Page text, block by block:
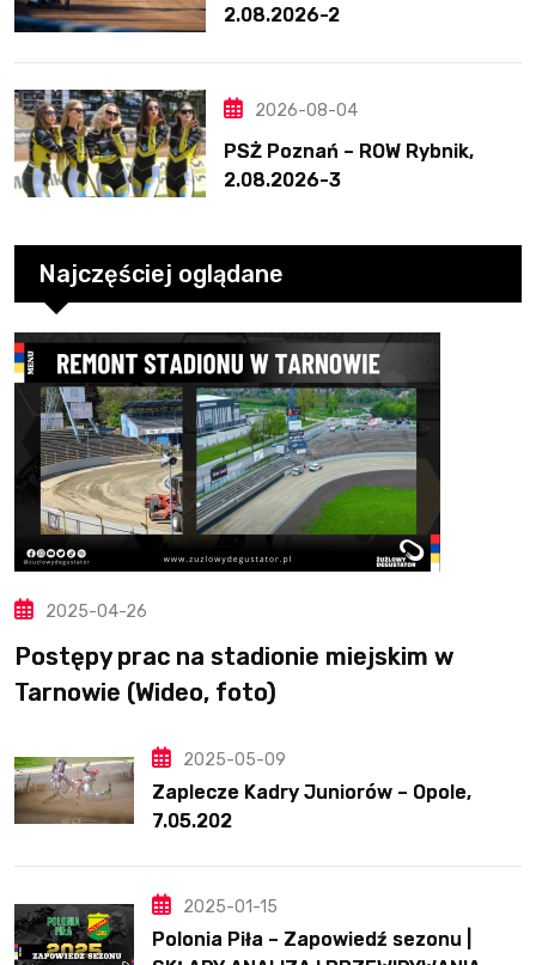
2.08.2026-2
2026-08-04
PSŻ Poznań – ROW Rybnik,
2.08.2026-3
Najczęściej oglądane
2025-04-26
Postępy prac na stadionie miejskim w
Tarnowie (Wideo, foto)
2025-05-09
Zaplecze Kadry Juniorów – Opole,
7.05.202
2025-01-15
Polonia Piła – Zapowiedź sezonu |